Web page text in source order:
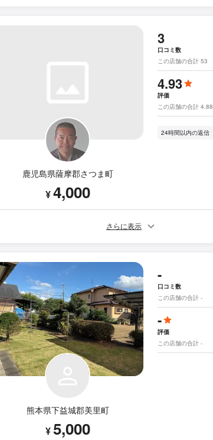
鹿児島県薩摩郡さつま町
¥4,000
3
口コミ数
この店舗の合計 53
4.93
評価
この店舗の合計 4.88
24時間以内の返信
さらに表示
熊本県下益城郡美里町
¥5,000
-
口コミ数
この店舗の合計 -
-
評価
この店舗の合計 -